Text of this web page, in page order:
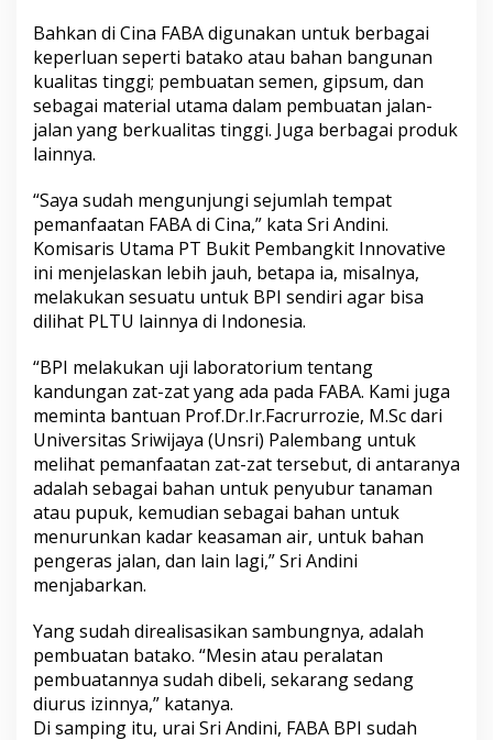
Bahkan di Cina FABA digunakan untuk berbagai
keperluan seperti batako atau bahan bangunan
kualitas tinggi; pembuatan semen, gipsum, dan
sebagai material utama dalam pembuatan jalan-
jalan yang berkualitas tinggi. Juga berbagai produk
lainnya.
“Saya sudah mengunjungi sejumlah tempat
pemanfaatan FABA di Cina,” kata Sri Andini.
Komisaris Utama PT Bukit Pembangkit Innovative
ini menjelaskan lebih jauh, betapa ia, misalnya,
melakukan sesuatu untuk BPI sendiri agar bisa
dilihat PLTU lainnya di Indonesia.
“BPI melakukan uji laboratorium tentang
kandungan zat-zat yang ada pada FABA. Kami juga
meminta bantuan Prof.Dr.Ir.Facrurrozie, M.Sc dari
Universitas Sriwijaya (Unsri) Palembang untuk
melihat pemanfaatan zat-zat tersebut, di antaranya
adalah sebagai bahan untuk penyubur tanaman
atau pupuk, kemudian sebagai bahan untuk
menurunkan kadar keasaman air, untuk bahan
pengeras jalan, dan lain lagi,” Sri Andini
menjabarkan.
Yang sudah direalisasikan sambungnya, adalah
pembuatan batako. “Mesin atau peralatan
pembuatannya sudah dibeli, sekarang sedang
diurus izinnya,” katanya.
Di samping itu, urai Sri Andini, FABA BPI sudah